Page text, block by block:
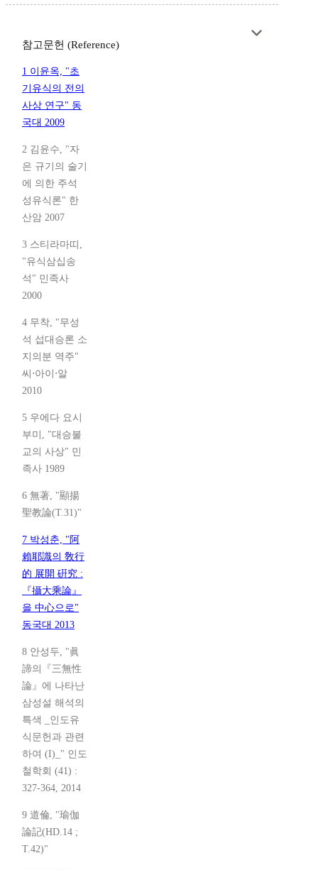
참고문헌 (Reference)
1 이윤옥, "초
기유식의 전의
사상 연구" 동
국대 2009
2 김윤수, "자
은 규기의 술기
에 의한 주석
성유식론" 한
산암 2007
3 스티라마띠,
"유식삼십송
석" 민족사
2000
4 무착, "무성
석 섭대승론 소
지의분 역주"
씨⋅아이⋅알
2010
5 우에다 요시
부미, "대승불
교의 사상" 민
족사 1989
6 無著, "顯揚
聖教論(T.31)"
7 박성춘, "阿
賴耶識의 敎行
的 展開 硏究 :
『攝大乘論』
을 中心으로"
동국대 2013
8 안성두, "眞
諦의『三無性
論』에 나타난
삼성설 해석의
특색 _인도유
식문헌과 관련
하여 (I)_" 인도
철학회 (41) :
327-364, 2014
9 道倫, "瑜伽
論記(HD.14 ;
T.42)"